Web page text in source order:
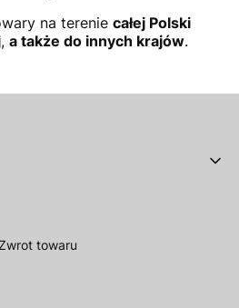
na terenie całej Polski
, a także do innych krajów.
towaru